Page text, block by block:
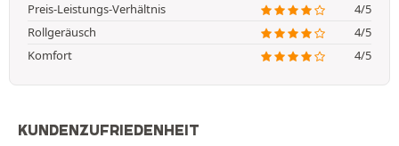
Preis-Leistungs-Verhältnis
4/5
Rollgeräusch
4/5
Komfort
4/5
KUNDENZUFRIEDENHEIT